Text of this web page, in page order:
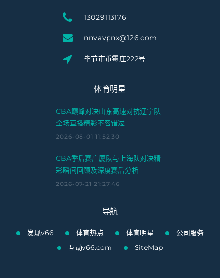
13029113176
nnvavpnx@126.com
毕节市币霉庄222号
体育明星
CBA巅峰对决山东高速对抗辽宁队
全场直播精彩不容错过
2026-08-01 11:52:30
CBA季后赛广厦队与上海队对决精
彩瞬间回顾及深度赛后分析
2026-07-21 21:27:46
导航
发现v66 体育热点 体育明星
公司服务
互动v66.com
SiteMap